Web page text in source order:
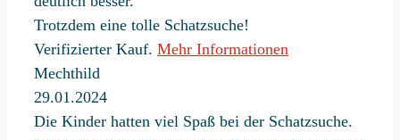
Trotzdem eine tolle Schatzsuche!
Verifizierter Kauf. Mehr Informationen
Mechthild
29.01.2024
Die Kinder hatten viel Spaß bei der Schatzsuche.